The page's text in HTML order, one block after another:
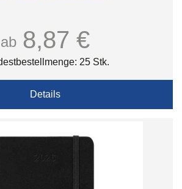
ab 8,87 €
25 Stk.
Details